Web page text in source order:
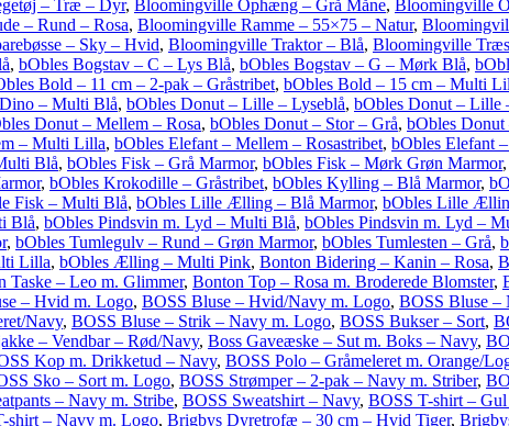
– Træ – Dyr, Bloomingville Ophæng – Grå Måne, Bloomingville
– Rund – Rosa, Bloomingville Ramme – 55×75 – Natur,
– Sky – Hvid, Bloomingville Traktor – Blå, Bloomingville
, bObles Bogstav – C – Lys Blå, bObles Bogstav – G – Mørk Blå,
Bold – 11 cm – 2-pak – Gråstribet, bObles Bold – 15 cm – Multi
– Multi Blå, bObles Donut – Lille – Lyseblå, bObles Donut – Lille
Donut – Mellem – Rosa, bObles Donut – Stor – Grå, bObles
– Multi Lilla, bObles Elefant – Mellem – Rosastribet, bObles Elefant
Blå, bObles Fisk – Grå Marmor, bObles Fisk – Mørk Grøn Marmor,
, bObles Krokodille – Gråstribet, bObles Kylling – Blå Marmor,
Fisk – Multi Blå, bObles Lille Ælling – Blå Marmor, bObles Lille
Blå, bObles Pindsvin m. Lyd – Multi Blå, bObles Pindsvin m. Lyd –
, bObles Tumlegulv – Rund – Grøn Marmor, bObles Tumlesten – Grå,
Lilla, bObles Ælling – Multi Pink, Bonton Bidering – Kanin – Rosa,
Taske – Leo m. Glimmer, Bonton Top – Rosa m. Broderede Blomster,
– Hvid m. Logo, BOSS Bluse – Hvid/Navy m. Logo, BOSS Bluse –
Navy, BOSS Bluse – Strik – Navy m. Logo, BOSS Bukser – Sort,
– Vendbar – Rød/Navy, Boss Gaveæske – Sut m. Boks – Navy,
Kop m. Drikketud – Navy, BOSS Polo – Gråmeleret m. Orange/
Sko – Sort m. Logo, BOSS Strømper – 2-pak – Navy m. Striber,
– Navy m. Stribe, BOSS Sweatshirt – Navy, BOSS T-shirt –
shirt – Navy m. Logo, Brigbys Dyretrofæ – 30 cm – Hvid Tiger,